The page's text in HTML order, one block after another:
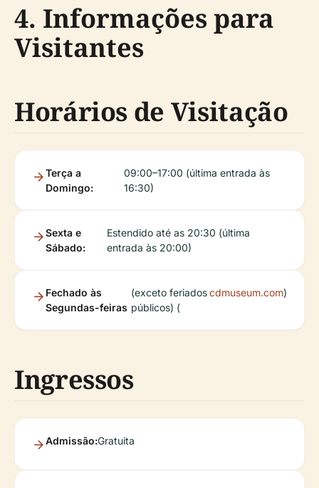
4. Informações para
Visitantes
Horários de Visitação
Terça a
Domingo:
09:00–17:00 (última entrada às
16:30)
Sexta e
Sábado:
Estendido até as 20:30 (última
entrada às 20:00)
Fechado às
Segundas-feiras
(exceto feriados
públicos) (
cdmuseum.com)
Ingressos
Admissão:Gratuita